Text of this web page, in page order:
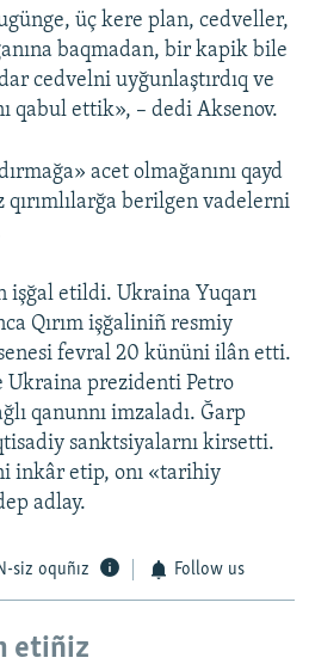
üç kere plan, cedveller,
baqmadan, bir kapik bile
cedvelni uyğunlaştırdıq ve
qabul ettik», – dedi Aksenov.
acet olmağanını qayd
berilgen vadelerni
işğal etildi. Ukraina Yuqarı
Qırım işğaliniñ resmiy
senesi fevral 20 kününi ilân etti.
Ukraina prezidenti Petro
qanunnı imzaladı. Ğarp
sanktsiyalarnı kirsetti.
inkâr etip, onı «tarihiy
adlay.
siz oquñız Follow us
etiñiz